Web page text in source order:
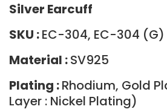
Silver Earcuff
SKU :EC-304, EC-304 (G)
Material :SV925
Plating :Rhodium, Gold
Layer : Nickel Plating)